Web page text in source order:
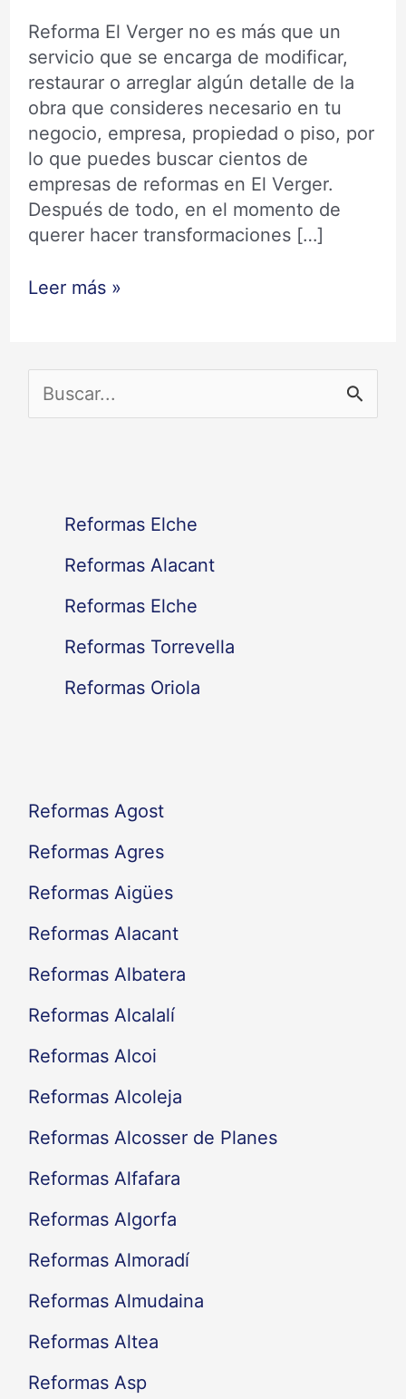
Reforma El Verger no es más que un
servicio que se encarga de modificar,
restaurar o arreglar algún detalle de la
obra que consideres necesario en tu
negocio, empresa, propiedad o piso, por
lo que puedes buscar cientos de
empresas de reformas en El Verger.
Después de todo, en el momento de
querer hacer transformaciones […]
Leer más »
Reformas Elche
Reformas Alacant
Reformas Elche
Reformas Torrevella
Reformas Oriola
Reformas Agost
Reformas Agres
Reformas Aigües
Reformas Alacant
Reformas Albatera
Reformas Alcalalí
Reformas Alcoi
Reformas Alcoleja
Reformas Alcosser de Planes
Reformas Alfafara
Reformas Algorfa
Reformas Almoradí
Reformas Almudaina
Reformas Altea
Reformas Asp